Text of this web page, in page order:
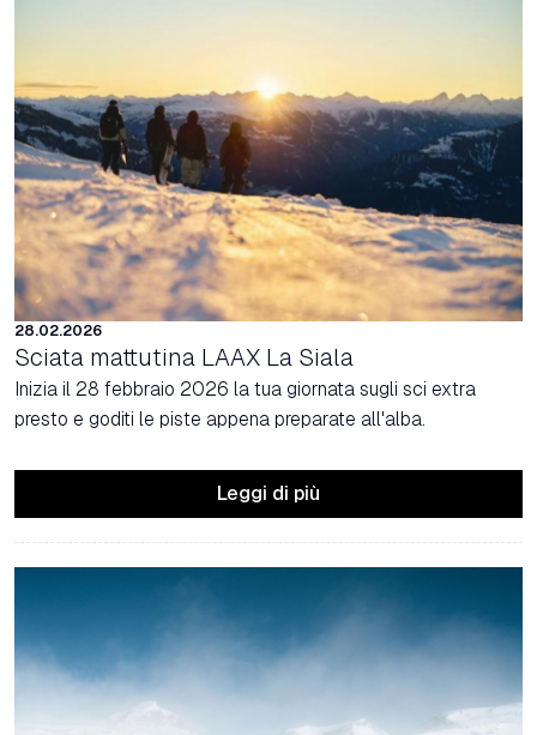
28.02.2026
Sciata mattutina LAAX La Siala
Inizia il 28 febbraio 2026 la tua giornata sugli sci extra
presto e goditi le piste appena preparate all'alba.
Leggi di più